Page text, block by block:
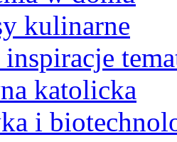
kulinarne
katolicka
i